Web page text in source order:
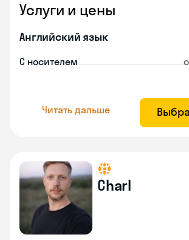
Услуги и цены
Английский язык
С носителем
Читать дальше
Charl